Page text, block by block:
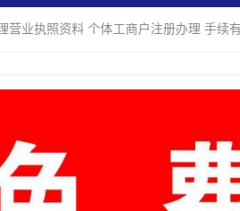
营业执照资料 个体工商户注册办理 手续